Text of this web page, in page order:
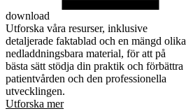
download
Utforska våra resurser, inklusive
detaljerade faktablad och en mängd olika
nedladdningsbara material, för att på
bästa sätt stödja din praktik och förbättra
patientvården och den professionella
utvecklingen.
Utforska mer